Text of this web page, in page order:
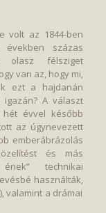
volt az 1844-ben
években százas
félsziget
van az, hogy mi,
ezt a hajdanán
A választ
évvel később
az úgynevezett
emberábrázolás
és más
technikai
használták,
valamint a drámai